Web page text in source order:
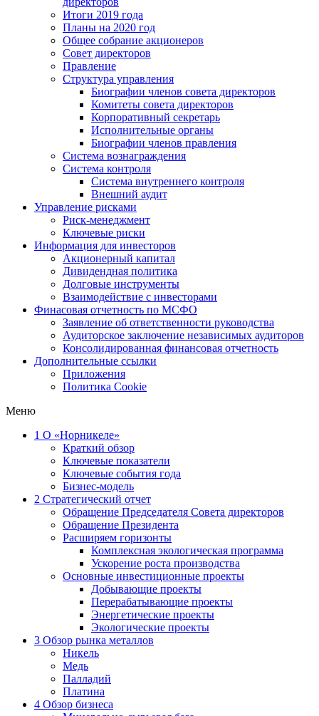
Итоги 2019 года
Планы на 2020 год
Общее собрание акционеров
Совет директоров
Правление
Структура управления
Биографии членов совета директоров
Комитеты совета директоров
Корпоративный секретарь
Исполнительные органы
Биографии членов правления
Система вознаграждения
Система контроля
Система внутреннего контроля
Внешний аудит
Управление рисками
Риск-менеджмент
Ключевые риски
Информация для инвесторов
Акционерный капитал
Дивидендная политика
Долговые инструменты
Взаимодействие с инвеcторами
Финасовая отчетность по МСФО
Заявление об ответственности руководства
Аудиторское заключение независимых аудиторов
Консолидированная финансовая отчетность
Дополнительные ссылки
Приложения
Политика Cookie
Меню
1 О «Норникеле»
Краткий обзор
Ключевые показатели
Ключевые события года
Бизнес-модель
2 Стратегический отчет
Обращение Председателя Совета директоров
Обращение Президента
Расширяем горизонты
Комплексная экологическая программа
Ускорение роста производства
Основные инвестиционные проекты
Добывающие проекты
Перерабатывающие проекты
Энергетические проекты
Экологические проекты
3 Обзор рынка металлов
Никель
Медь
Палладий
Платина
4 Обзор бизнеса